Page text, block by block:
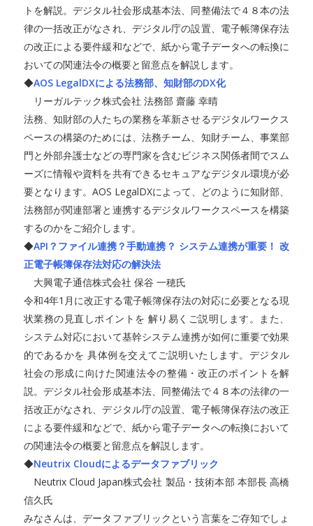
トを解説。デジタル社会形成基本法、同整備法で４８本の法
律の一括改正がなされ、デジタル庁の設置、電子帳簿保存法
の改正による要件緩和などで、紙から電子データへの転換に
おいての関連法令の概要と留意点を解説します。
◆AOS LegalDXによる法務部、知財部のDX化
リーガルテック株式会社 法務部 齋藤 幸晴
法務、知財部の人たちの業務を革新させるデジタルワークス
ペースの構築のためには、法務チーム、知財チーム、事業部
門と外部弁護士などの専門家を含むビジネス関係者間でスム
ーズに情報や資料を共有できるセキュアなデジタル環境が必
要となります。AOS LegalDXによって、どのように知財部、
法務部が関連部署と連携するデジタルワークスペースを構築
するのかをご紹介します。
◆API？ファイル連携？手動連携？ システム連携が重要！ 改
正電子帳簿保存法対応の解決法
大興電子通信株式会社 保谷 一穂氏
令和4年1月に改正する電子帳簿保存法の対応に必要となる現
状業務の見直しポイントを 解り易くご説明します。また、
システム対応において基幹システム連携が如何に重要で効果
的であるかを 具体例を交えてご説明いたします。デジタル
社会の形成に向けた関連法令の整備・改正のポイントを解
説。デジタル社会形成基本法、同整備法で４８本の法律の一
括改正がなされ、デジタル庁の設置、電子帳簿保存法の改正
による要件緩和などで、紙から電子データへの転換において
の関連法令の概要と留意点を解説します。
◆Neutrix Cloudによるデータファブリック
Neutrix Cloud Japan株式会社 製品・技術本部 本部長 高橋
信久氏
みなさんは、データファブリックという言葉をご存知でしょ